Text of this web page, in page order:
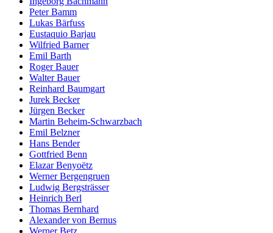
Peter Bamm
Lukas Bärfuss
Eustaquio Barjau
Wilfried Barner
Emil Barth
Roger Bauer
Walter Bauer
Reinhard Baumgart
Jurek Becker
Jürgen Becker
Martin Beheim-Schwarzbach
Emil Belzner
Hans Bender
Gottfried Benn
Elazar Benyoëtz
Werner Bergengruen
Ludwig Bergsträsser
Heinrich Berl
Thomas Bernhard
Alexander von Bernus
Werner Betz